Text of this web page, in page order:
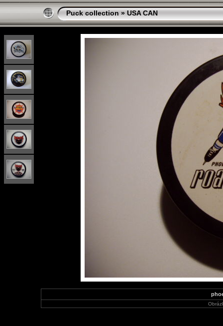
Puck collection » USA CAN